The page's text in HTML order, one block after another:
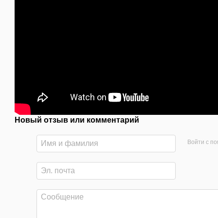
Новый отзыв или комментарий
Войти с